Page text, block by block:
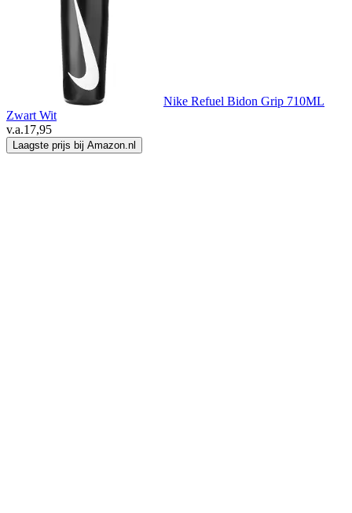
Nike Refuel Bidon Grip 710ML
Zwart Wit
v.a.17,95
Laagste prijs bij Amazon.nl